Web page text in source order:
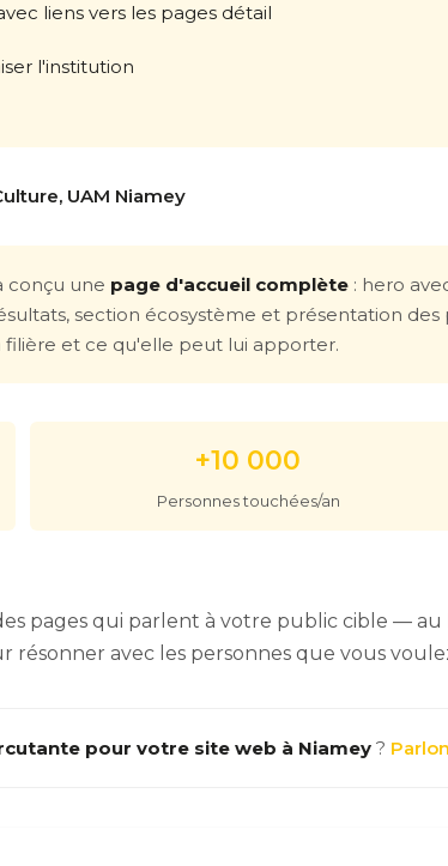
liens vers les pages détail
l'institution
UAM Niamey
conçu une page d'accueil complète : hero
section écosystème et présentation
filière et ce qu'elle peut lui apporter.
+10 000
Personnes touchées/an
pages qui parlent à votre public cible — au
résonner avec les personnes que vous
pour votre site web à Niamey ?